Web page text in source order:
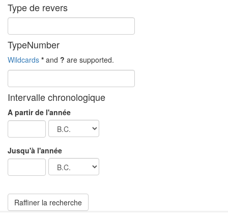
Type de revers
TypeNumber
Wildcards * and ? are supported.
Intervalle chronologique
A partir de l'année
Jusqu'à l'année